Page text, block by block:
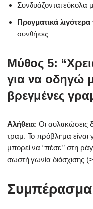
Συνδυάζονται εύκολα
Πραγματικά
συνθήκες
Μύθος 5:
για να οδηγώ
βρεγμένες
Αλήθεια: Οι αυλακώσεις
τραμ. Το πρόβλημα είναι
μπορεί να “πέσει” στη
σωστή γωνία διάσχισης
Συμπέρασμα